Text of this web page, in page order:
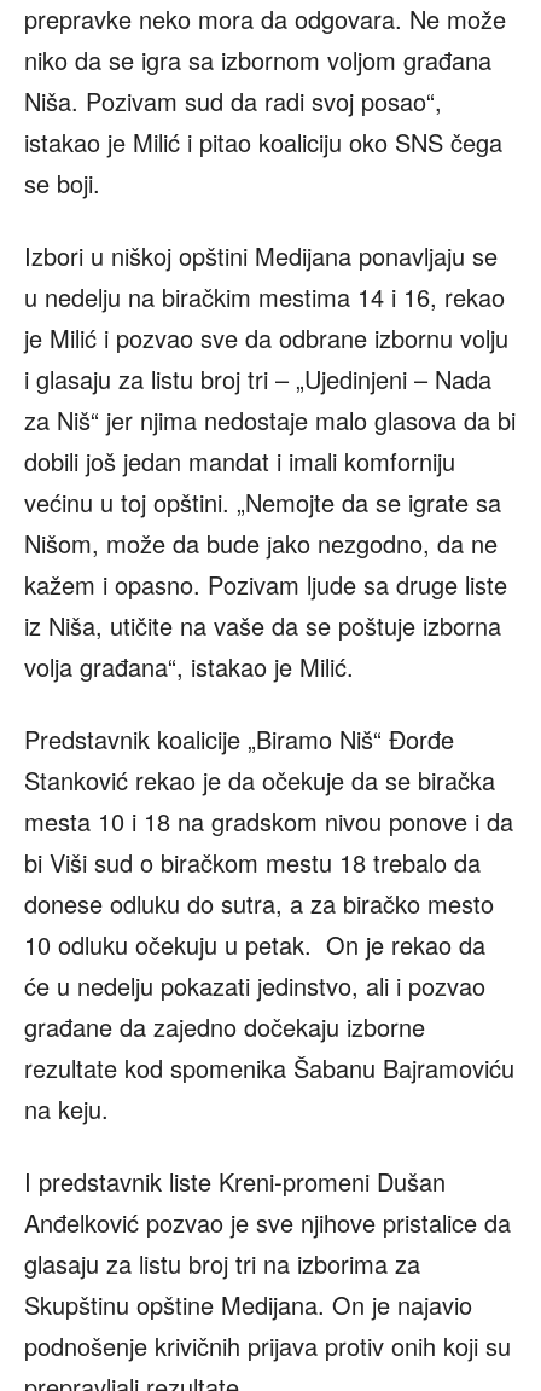
prepravke neko mora da odgovara. Ne može
niko da se igra sa izbornom voljom građana
Niša. Pozivam sud da radi svoj posao“,
istakao je Milić i pitao koaliciju oko SNS čega
se boji.
Izbori u niškoj opštini Medijana ponavljaju se
u nedelju na biračkim mestima 14 i 16, rekao
je Milić i pozvao sve da odbrane izbornu volju
i glasaju za listu broj tri – „Ujedinjeni – Nada
za Niš“ jer njima nedostaje malo glasova da bi
dobili još jedan mandat i imali komforniju
većinu u toj opštini. „Nemojte da se igrate sa
Nišom, može da bude jako nezgodno, da ne
kažem i opasno. Pozivam ljude sa druge liste
iz Niša, utičite na vaše da se poštuje izborna
volja građana“, istakao je Milić.
Predstavnik koalicije „Biramo Niš“ Đorđe
Stanković rekao je da očekuje da se biračka
mesta 10 i 18 na gradskom nivou ponove i da
bi Viši sud o biračkom mestu 18 trebalo da
donese odluku do sutra, a za biračko mesto
10 odluku očekuju u petak. On je rekao da
će u nedelju pokazati jedinstvo, ali i pozvao
građane da zajedno dočekaju izborne
rezultate kod spomenika Šabanu Bajramoviću
na keju.
I predstavnik liste Kreni-promeni Dušan
Anđelković pozvao je sve njihove pristalice da
glasaju za listu broj tri na izborima za
Skupštinu opštine Medijana. On je najavio
podnošenje krivičnih prijava protiv onih koji su